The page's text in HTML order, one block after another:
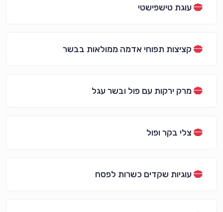
עוגת טישפישטי
קציצות תפוחי אדמה ממולאות בבשר
מרק ירקות עם פול ובשר עגל
צלי בקר ופול
עוגיות שקדים כשרות לפסח